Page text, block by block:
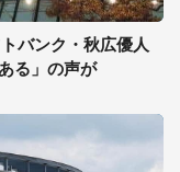
バンク・秋広優人
る」の声が